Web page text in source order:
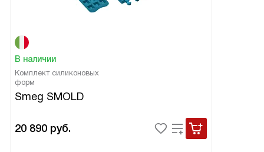
В наличии
Комплект силиконовых
форм
Smeg SMOLD
20 890 руб.